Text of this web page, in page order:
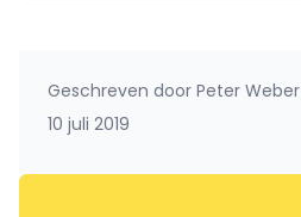
Geschreven door Peter Weber
10 juli 2019